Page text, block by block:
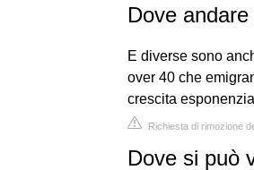
Dove
E diverse sono
over 40 che
crescita
Richiesta di rimozione
Dove si può